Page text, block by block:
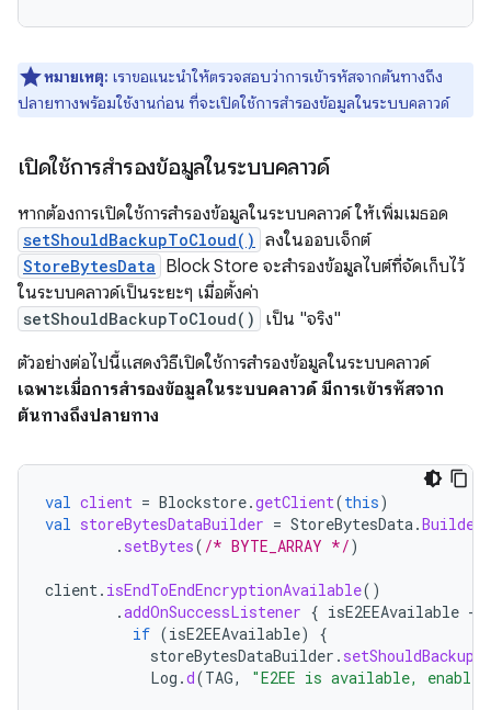
หมายเหตุ: เราขอแนะนำให้ตรวจสอบว่าการเข้ารหัสจากต้นทางถึง
ปลายทางพร้อมใช้งานก่อน ที่จะเปิดใช้การสำรองข้อมูลในระบบคลาวด์
เปิดใช้การสำรองข้อมูลในระบบคลาวด์
หากต้องการเปิดใช้การสำรองข้อมูลในระบบคลาวด์ ให้เพิ่มเมธอด
setShouldBackupToCloud() ลงในออบเจ็กต์
StoreBytesData Block Store จะสำรองข้อมูลไบต์ที่จัดเก็บไว้
ในระบบคลาวด์เป็นระยะๆ เมื่อตั้งค่า
setShouldBackupToCloud()
เป็น "จริง"
ตัวอย่างต่อไปนี้แสดงวิธีเปิดใช้การสำรองข้อมูลในระบบคลาวด์
เฉพาะเมื่อการสำรองข้อมูลในระบบคลาวด์ มีการเข้ารหัสจาก
ต้นทางถึงปลายทาง
val client = Blockstore.getClient(this)
val storeBytesDataBuilder = StoreBytesData.Builder
. setBytes( /* BYTE_ARRAY */)
client. isEndToEndEncryptionAvailable()
.addOnSuccessListener { isE2EEAvailable -
if (isE2EEAvailable)
{
storeBytesDataBuilder .
Log .d(TAG, "E2EE is available,